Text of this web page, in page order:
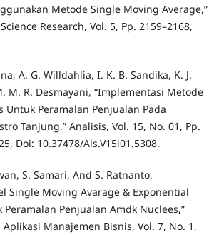
Metode Single Moving Average,”
Research, Vol. 5, Pp. 2159–2168,
A. G. Willdahlia, I. K. B. Sandika, K. J.
M. R. Desmayani, “Implementasi Metode
Untuk Peramalan Penjualan Pada
Tanjung,” Analisis, Vol. 15, No. 01, Pp.
Doi: 10.37478/Als.V15i01.5308.
S. Samari, And S. Ratnanto,
Single Moving Avarage & Exponential
Penjualan Amdk Nuclees,”
Manajemen Bisnis, Vol. 7, No. 1,